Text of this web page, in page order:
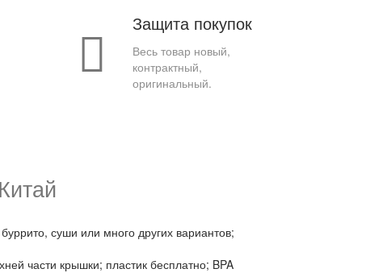
Защита покупок
Весь товар новый,
контрактный,
оригинальный.
суши или много других вариантов;
части крышки; пластик бесплатно; BPA